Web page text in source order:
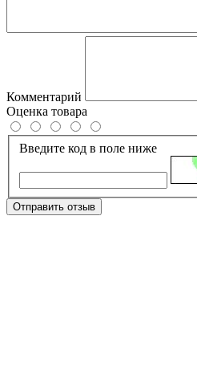
Комментарий
Оценка товара
Введите код в поле ниже
Отправить отзыв